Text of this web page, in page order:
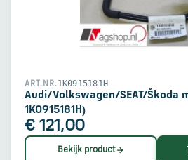
ART.NR.1K0915181H
Audi/Volkswagen/SEAT/Škoda
1K0915181H)
€ 121,00
Bekijk product